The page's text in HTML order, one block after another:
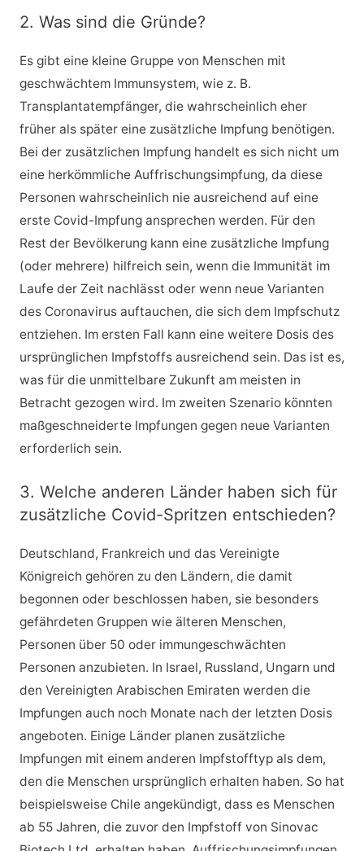
2. Was sind die Gründe?
Es gibt eine kleine Gruppe von Menschen mit
geschwächtem Immunsystem, wie z. B.
Transplantatempfänger, die wahrscheinlich eher
früher als später eine zusätzliche Impfung benötigen.
Bei der zusätzlichen Impfung handelt es sich nicht um
eine herkömmliche Auffrischungsimpfung, da diese
Personen wahrscheinlich nie ausreichend auf eine
erste Covid-Impfung ansprechen werden. Für den
Rest der Bevölkerung kann eine zusätzliche Impfung
(oder mehrere) hilfreich sein, wenn die Immunität im
Laufe der Zeit nachlässt oder wenn neue Varianten
des Coronavirus auftauchen, die sich dem Impfschutz
entziehen. Im ersten Fall kann eine weitere Dosis des
ursprünglichen Impfstoffs ausreichend sein. Das ist es,
was für die unmittelbare Zukunft am meisten in
Betracht gezogen wird. Im zweiten Szenario könnten
maßgeschneiderte Impfungen gegen neue Varianten
erforderlich sein.
3. Welche anderen Länder haben sich für
zusätzliche Covid-Spritzen entschieden?
Deutschland, Frankreich und das Vereinigte
Königreich gehören zu den Ländern, die damit
begonnen oder beschlossen haben, sie besonders
gefährdeten Gruppen wie älteren Menschen,
Personen über 50 oder immungeschwächten
Personen anzubieten. In Israel, Russland, Ungarn und
den Vereinigten Arabischen Emiraten werden die
Impfungen auch noch Monate nach der letzten Dosis
angeboten. Einige Länder planen zusätzliche
Impfungen mit einem anderen Impfstofftyp als dem,
den die Menschen ursprünglich erhalten haben. So hat
beispielsweise Chile angekündigt, dass es Menschen
ab 55 Jahren, die zuvor den Impfstoff von Sinovac